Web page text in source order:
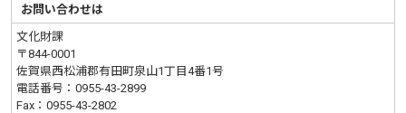
お問い合わせは
文化財課
〒844-0001
佐賀県西松浦郡有田町泉山1丁目4番1号
電話番号：0955-43-2899
Fax：0955-43-2802